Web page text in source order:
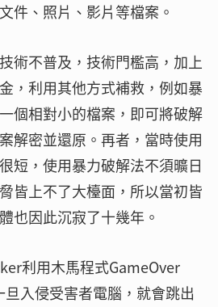
件、照片、影片等檔案。
術不普及，技術門檻高，加上
，利用其他方式補救，例如暴
個相對小的檔案，即可將破解
解密並還原。再者，當時使用
短，使用暴力破解法不須曠日
皆上不了大檯面，所以當初皆
也因此沉寂了十幾年。
利用木馬程式GameOver
入侵受害者電腦，就會跳出